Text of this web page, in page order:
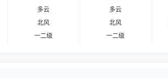
多云
北风
一二级
多云
北风
一二级